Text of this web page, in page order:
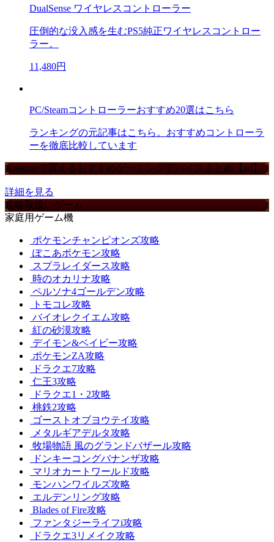
DualSense ワイヤレスコントローラー
圧倒的な没入感を生むPS5純正ワイヤレスコントロー
ラー。
11,480円
PC/Steamコントローラーおすすめ20選はこちら
ランキングの元記事はこちら。おすすめコントローラ
ーを徹底比較しています
Amazonで買えるおすすめゲーミングデバイスまとめ【ad】
詳細を見る
攻略取扱いゲーム
家庭用ゲーム機
ポケモンチャンピオンズ攻略
ぽこあポケモン攻略
スプラレイダース攻略
時のオカリナ攻略
ペルソナ4ゴールデン攻略
トモコレ攻略
バイオレクイエム攻略
紅の砂漠攻略
デイモン&ベイビー攻略
ポケモンZA攻略
ドラクエ7攻略
仁王3攻略
ドラクエ1・2攻略
桃鉄2攻略
ゴーストオブヨウテイ攻略
メタルギアデルタ攻略
牧場物語 風のグランドバザール攻略
ドンキーコングバナンザ攻略
マリオカートワールド攻略
モンハンワイルズ攻略
エルデンリング攻略
Blades of Fire攻略
ファンタジーライフi攻略
ドラクエ3リメイク攻略